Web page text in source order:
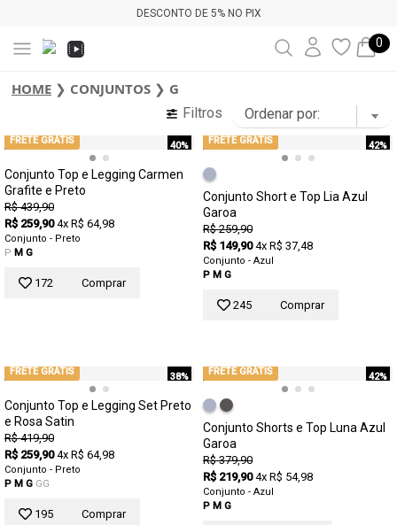
DESCONTO DE 5% NO PIX
0
HOME ❯ CONJUNTOS ❯ G
Filtros
40%
FRETE GRÁTIS
Conjunto Top e Legging Carmen
Grafite e Preto
R$ 439,90
R$ 259,90 4x R$ 64,98
Conjunto - Preto
P M G
172 Comprar
42%
FRETE GRÁTIS
Conjunto Short e Top Lia Azul
Garoa
R$ 259,90
R$ 149,90 4x R$ 37,48
Conjunto - Azul
P M G
245 Comprar
38%
FRETE GRÁTIS
Conjunto Top e Legging Set Preto
e Rosa Satin
R$ 419,90
R$ 259,90 4x R$ 64,98
Conjunto - Preto
P M G GG
195 Comprar
42%
FRETE GRÁTIS
Conjunto Shorts e Top Luna Azul
Garoa
R$ 379,90
R$ 219,90 4x R$ 54,98
Conjunto - Azul
P M G